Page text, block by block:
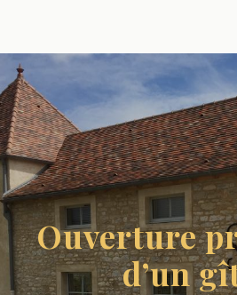
Ouverture
d’un